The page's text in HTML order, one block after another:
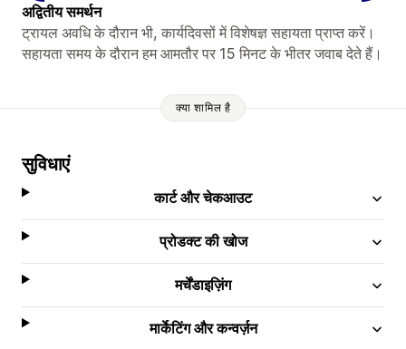
अद्वितीय समर्थन
ट्रायल अवधि के दौरान भी, कार्यदिवसों में विशेषज्ञ सहायता प्राप्त करें।
सहायता समय के दौरान हम आमतौर पर 15 मिनट के भीतर जवाब देते हैं।
क्या शामिल है
सुविधाएं
कार्ट और चेकआउट
प्रोडक्ट की खोज
मर्चेंडाइज़िंग
मार्केटिंग और कन्वर्ज़न